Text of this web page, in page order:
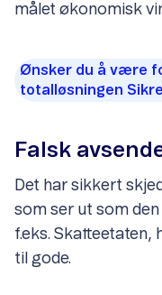
målet økonomisk
Ønsker du å være
totalløsningen Sikre
Falsk
Det har sikkert
som ser ut som
f.eks. Skatteetaten,
til gode.